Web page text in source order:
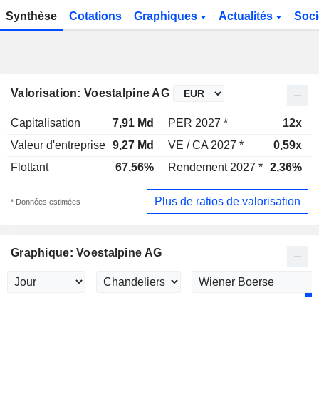
Synthèse Cotations Graphiques Actualités
Valorisation: Voestalpine AG
Capitalisation 7,91 Md PER 2027 * 12x
Valeur d'entreprise 9,27 Md VE / CA 2027 * 0,59x
Flottant
67,56% Rendement 2027 * 2,36%
* Données estimées Plus de ratios de valorisation
Graphique: Voestalpine AG